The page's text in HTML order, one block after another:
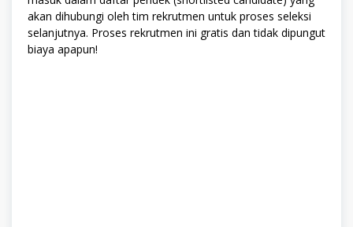
akan dihubungi oleh tim rekrutmen untuk proses seleksi
selanjutnya. Proses rekrutmen ini gratis dan tidak dipungut
biaya apapun!